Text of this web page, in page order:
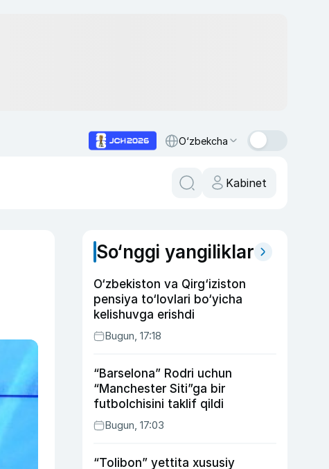
O‘zbekcha
Kabinet
So‘nggi yangiliklar
O‘zbekiston va Qirg‘iziston
pensiya to‘lovlari bo‘yicha
kelishuvga erishdi
Bugun, 17:18
“Barselona” Rodri uchun
“Manchester Siti”ga bir
futbolchisini taklif qildi
Bugun, 17:03
“Tolibon” yettita xususiy